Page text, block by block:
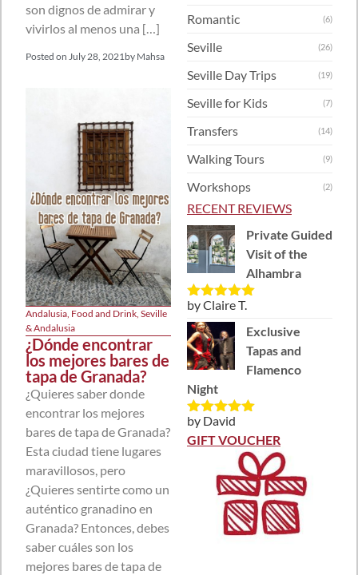
son dignos de admirar y
vivirlos al menos una […]
Posted on July 28, 2021by Mahsa
Andalusia, Food and Drink, Seville
& Andalusia
¿Dónde encontrar
los mejores bares de
tapa de Granada?
¿Quieres saber donde
encontrar los mejores
bares de tapa de Granada?
Esta ciudad tiene lugares
maravillosos, pero
¿Quieres sentirte como un
auténtico granadino en
Granada? Entonces, debes
saber cuáles son los
mejores bares de tapa de
Romantic (6)
Seville (26)
Seville Day Trips (19)
Seville for Kids (7)
Transfers (14)
Walking Tours (9)
Workshops (2)
RECENT REVIEWS
Private Guided
Visit of the
Alhambra
Rated5out
of 5
by Claire T.
Exclusive
Tapas and
Flamenco
Night
Rated5out
of 5
by David
GIFT VOUCHER